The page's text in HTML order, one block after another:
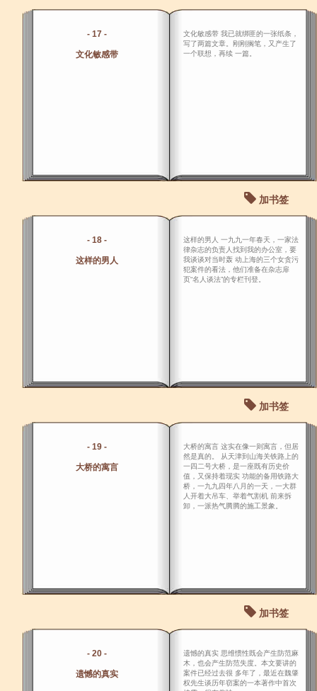
- 17 -
文化敏感带
文化敏感带 我已就绑匪的一张纸条，
写了两篇文章。刚刚搁笔，又产生了
一个联想，再续 一篇。
加书签
- 18 -
这样的男人
这样的男人 一九九一年春天，一家法
律杂志的负责人找到我的办公室，要
我谈谈对当时轰 动上海的三个女贪污
犯案件的看法，他们准备在杂志扉
页“名人谈法”的专栏刊登。
加书签
- 19 -
大桥的寓言
大桥的寓言 这实在像一则寓言，但居
然是真的。 从天津到山海关铁路上的
一四二号大桥，是一座既有历史价
值，又保持着现实 功能的备用铁路大
桥，一九九四年八月的一天，一大群
人开着大吊车、举着气割机 前来拆
卸，一派热气腾腾的施工景象。
加书签
- 20 -
遗憾的真实
遗憾的真实 思维惯性既会产生防范麻
木，也会产生防范失度。本文要讲的
案件已经过去很 多年了，最近在魏肇
权先生谈历年窃案的一本著作中首次